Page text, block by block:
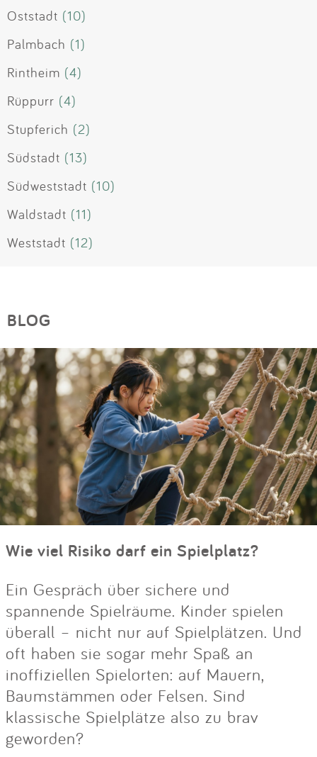
Oststadt (10)
Palmbach (1)
Rintheim (4)
Rüppurr (4)
Stupferich (2)
Südstadt (13)
Südweststadt (10)
Waldstadt (11)
Weststadt (12)
BLOG
Wie viel Risiko darf ein Spielplatz?
Ein Gespräch über sichere und
spannende Spielräume. Kinder spielen
überall – nicht nur auf Spielplätzen. Und
oft haben sie sogar mehr Spaß an
inoffiziellen Spielorten: auf Mauern,
Baumstämmen oder Felsen. Sind
klassische Spielplätze also zu brav
geworden?